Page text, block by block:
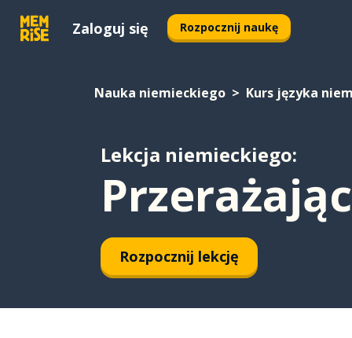
Zaloguj się Rozpocznij naukę
Nauka niemieckiego Kurs języka
Lekcja niemieckiego:
Rozpocznij lekcję